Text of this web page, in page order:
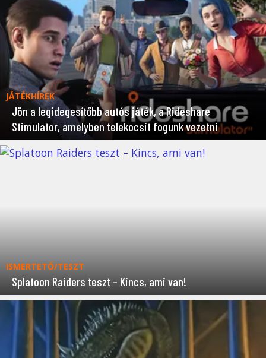
JÁTÉKHÍREK
Jön a legidegesítőbb autós játék, a Rideshare
Stimulator, amelyben telekocsit fogunk vezetni
ISMERTETŐ/TESZT
Splatoon Raiders teszt – Kincs, ami van!